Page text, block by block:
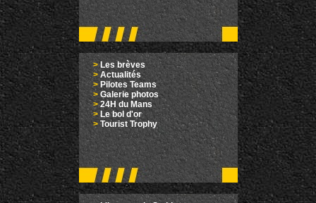
>Les brèves
> Actualités
> Pilotes Teams
>Galerie photos
>24H du Mans
>Le bol d'or
> Tourist Trophy